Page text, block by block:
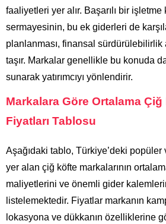
faaliyetleri yer alır. Başarılı bir
sermayesinin, bu ek giderleri de
planlanması, finansal sürdürülebilirlik
taşır. Markalar genellikle bu konuda
sunarak yatırımcıyı yönlendirir.
Markalara Göre Ortalama
Fiyatları Tablosu
Aşağıdaki tablo, Türkiye’deki popüler
yer alan çiğ köfte markalarının
maliyetlerini ve önemli gider
listelemektedir. Fiyatlar markanın
lokasyona ve dükkanın özelliklerine